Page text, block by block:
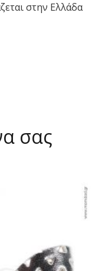
στην Ελλάδα
σας